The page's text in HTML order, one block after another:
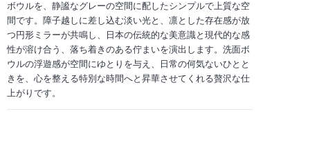
ボウルを、静謐なグレーの空間に配したシンプルで上質な空
間です。障子越しに差し込む淡い光と、凛とした存在感が放
つ円形ミラーが共鳴し、日本の伝統的な美意識と現代的な感
性が溶け合う、落ち着きのある佇まいを演出します。洗面ボ
ウルの浮遊感が空間にゆとりを与え、日常の何気ないひとと
きを、心を整える特別な時間へと昇華させてくれる贅沢な仕
上がりです。